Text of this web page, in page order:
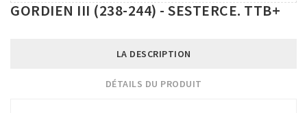
GORDIEN III (238-244) - SESTERCE. TTB+
LA DESCRIPTION
DÉTAILS DU PRODUIT